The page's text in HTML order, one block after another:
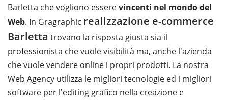
Barletta che vogliono esserevincenti nel mondo del
Web. In Gragraphic realizzazione e-commerce
Barletta trovano la risposta giusta sia il
professionista che vuole visibilità ma, anche l'azienda
che vuole vendere online i propri prodotti. La nostra
Web Agency utilizza le migliori tecnologie ed i migliori
software per l'editing grafico nella creazione e